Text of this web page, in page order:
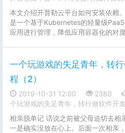
本文介绍开普勒云平台如何安装依赖
是一个基于Kubernetes的轻量级
应用进行管理，降低应用容器化的对
一个玩游戏的失足青年，转
程（2）
2019-10-31 12:00 2380
个玩游戏的失足青年，转行做软件开
相亲脱单记 话说之前被父母迫切去相
一是确实没放在心上。后面一次相亲